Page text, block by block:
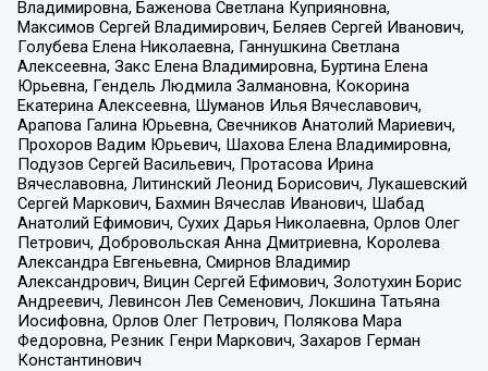
Владимировна, Баженова Светлана Куприяновна,
Максимов Сергей Владимирович, Беляев Сергей Иванович,
Голубева Елена Николаевна, Ганнушкина Светлана
Алексеевна, Закс Елена Владимировна, Буртина Елена
Юрьевна, Гендель Людмила Залмановна, Кокорина
Екатерина Алексеевна, Шуманов Илья Вячеславович,
Арапова Галина Юрьевна, Свечников Анатолий Мариевич,
Прохоров Вадим Юрьевич, Шахова Елена Владимировна,
Подузов Сергей Васильевич, Протасова Ирина
Вячеславовна, Литинский Леонид Борисович, Лукашевский
Сергей Маркович, Бахмин Вячеслав Иванович, Шабад
Анатолий Ефимович, Сухих Дарья Николаевна, Орлов Олег
Петрович, Добровольская Анна Дмитриевна, Королева
Александра Евгеньевна, Смирнов Владимир
Александрович, Вицин Сергей Ефимович, Золотухин Борис
Андреевич, Левинсон Лев Семенович, Локшина Татьяна
Иосифовна, Орлов Олег Петрович, Полякова Мара
Федоровна, Резник Генри Маркович, Захаров Герман
Константинович